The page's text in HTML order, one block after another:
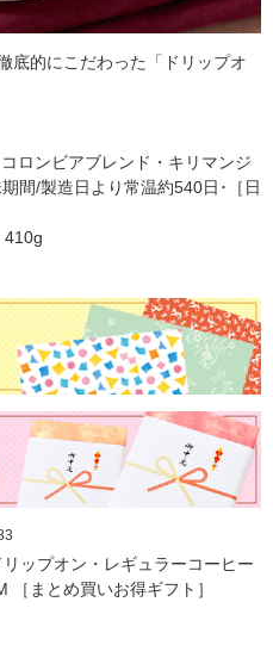
底的にこだわった「ドリップオ
ロンビアブレンド・キリマンジ
間/製造日より常温約540日･［日
410g
ップオン・レギュラーコーヒー
［まとめ買いお得ギフト］